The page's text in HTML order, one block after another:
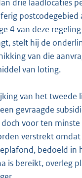
drie laadlocaties
postcodegebied
4 van deze
stelt hij de
van die
van loting.
van het tweede
gevraagde
doch voor ten
verstrekt
bedoeld in
is bereikt, overleg